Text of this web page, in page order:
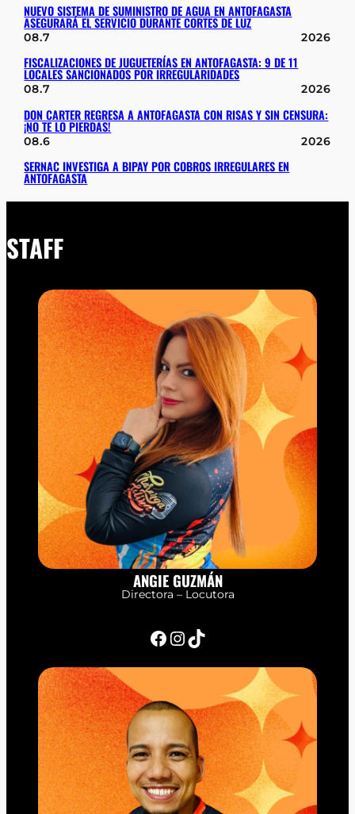
NUEVO SISTEMA DE SUMINISTRO DE AGUA EN ANTOFAGASTA
ASEGURARÁ EL SERVICIO DURANTE CORTES DE LUZ
08.7 2026
FISCALIZACIONES DE JUGUETERÍAS EN ANTOFAGASTA: 9 DE 11
LOCALES SANCIONADOS POR IRREGULARIDADES
08.7 2026
DON CARTER REGRESA A ANTOFAGASTA CON RISAS Y SIN CENSURA:
¡NO TE LO PIERDAS!
08.6 2026
SERNAC INVESTIGA A BIPAY POR COBROS IRREGULARES EN
ANTOFAGASTA
STAFF
ANGIE GUZMÁN
Directora – Locutora
Facebook InstagramTikTok